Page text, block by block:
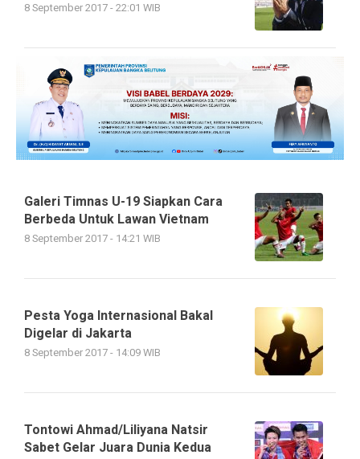
8 September 2017 - 22:01 WIB
Galeri Timnas U-19 Siapkan Cara
Berbeda Untuk Lawan Vietnam
8 September 2017 - 14:21 WIB
Pesta Yoga Internasional Bakal
Digelar di Jakarta
8 September 2017 - 14:09 WIB
Tontowi Ahmad/Liliyana Natsir
Sabet Gelar Juara Dunia Kedua